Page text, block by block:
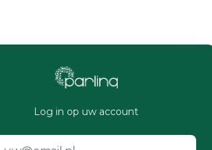
Log in op uw account